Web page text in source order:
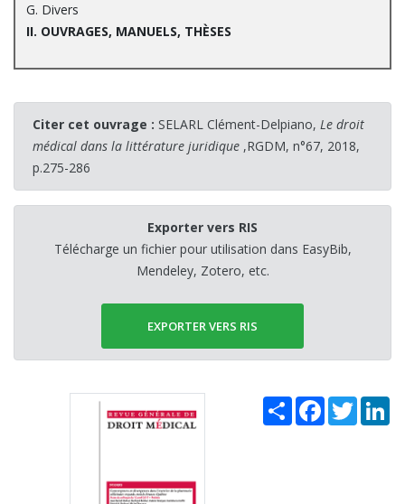
G. Divers
II. OUVRAGES, MANUELS, THÈSES
Citer cet ouvrage : SELARL Clément-Delpiano, Le droit
médical dans la littérature juridique ,RGDM, n°67, 2018,
p.275-286
Exporter vers RIS
Télécharge un fichier pour utilisation dans EasyBib,
Mendeley, Zotero, etc.
EXPORTER VERS RIS
Share Facebook
Twitter